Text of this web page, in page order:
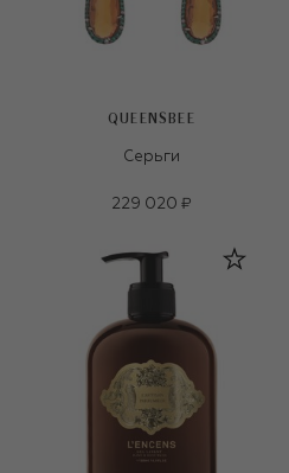
QUEENSBEE
Серьги
229 020 ₽